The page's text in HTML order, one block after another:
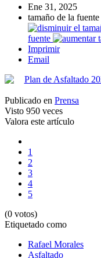
Ene 31, 2025
tamaño de la fuente
fuente
Imprimir
Email
Publicado en Prensa
Visto 950 veces
Valora este artículo
1
2
3
4
5
(0 votos)
Etiquetado como
Rafael Morales
Asfaltado